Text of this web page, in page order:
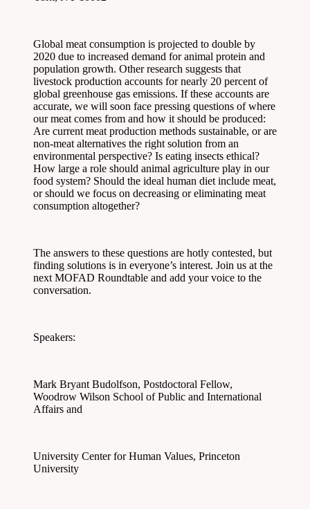
Global meat consumption is projected to double by
2020 due to increased demand for animal protein and
population growth. Other research suggests that
livestock production accounts for nearly 20 percent of
global greenhouse gas emissions. If these accounts are
accurate, we will soon face pressing questions of where
our meat comes from and how it should be produced:
Are current meat production methods sustainable, or are
non-meat alternatives the right solution from an
environmental perspective? Is eating insects ethical?
How large a role should animal agriculture play in our
food system? Should the ideal human diet include meat,
or should we focus on decreasing or eliminating meat
consumption altogether?
The answers to these questions are hotly contested, but
finding solutions is in everyone’s interest. Join us at the
next MOFAD Roundtable and add your voice to the
conversation.
Speakers:
Mark Bryant Budolfson, Postdoctoral Fellow,
Woodrow Wilson School of Public and International
Affairs and
University Center for Human Values, Princeton
University